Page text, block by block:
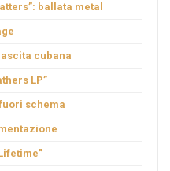
ballata metal
cubana
LP”
schema